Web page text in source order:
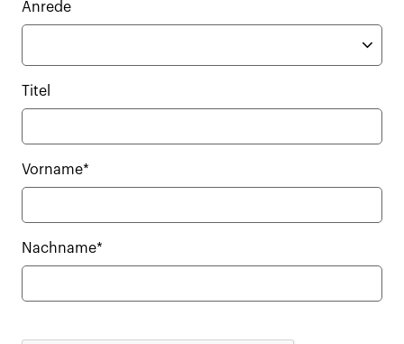
Anrede
Titel
Vorname*
Nachname*